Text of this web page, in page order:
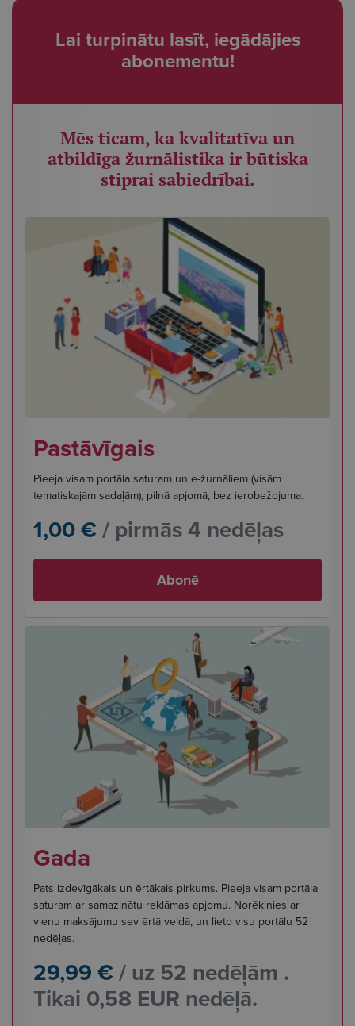
Lai turpinātu lasīt, iegādājies
abonementu!
Mēs ticam, ka kvalitatīva un
atbildīga žurnālistika ir būtiska
stiprai sabiedrībai.
Pastāvīgais
Pieeja visam portāla saturam un e-žurnāliem (visām
tematiskajām sadaļām), pilnā apjomā, bez ierobežojuma.
1,00 €/ pirmās 4 nedēļas
Abonē
Gada
Pats izdevīgākais un ērtākais pirkums. Pieeja visam portāla
saturam ar samazinātu reklāmas apjomu. Norēķinies ar
vienu maksājumu sev ērtā veidā, un lieto visu portālu 52
nedēļas.
29,99 €/ uz 52 nedēļām .
Tikai 0,58 EUR nedēļā.